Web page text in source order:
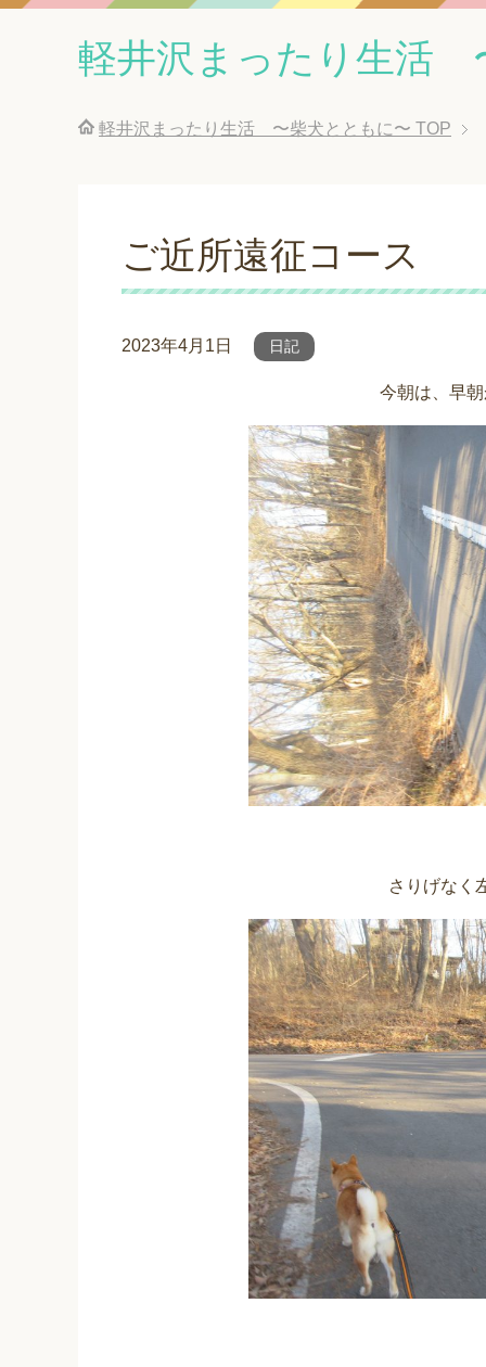
軽井沢まったり生活
軽井沢まったり生活 〜柴犬とともに〜 TOP
ご近所遠征コース
2023年4月1日 日記
今朝は、早
さりげなく